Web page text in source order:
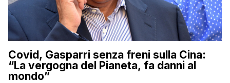
Covid, Gasparri senza freni sulla Cina:
“La vergogna del Pianeta, fa danni al
mondo”